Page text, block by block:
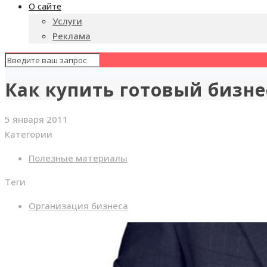
О сайте
Услуги
Реклама
Как купить готовый
5 января 2011
Категории
Полезные материалы
Теги
Организация бизнеса